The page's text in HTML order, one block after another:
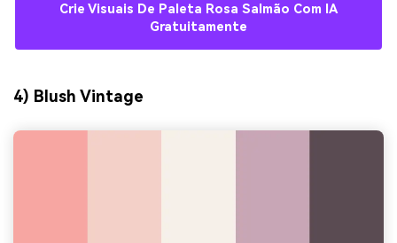
Crie Visuais De Paleta Rosa Salmão Com IA
Gratuitamente
4) Blush Vintage